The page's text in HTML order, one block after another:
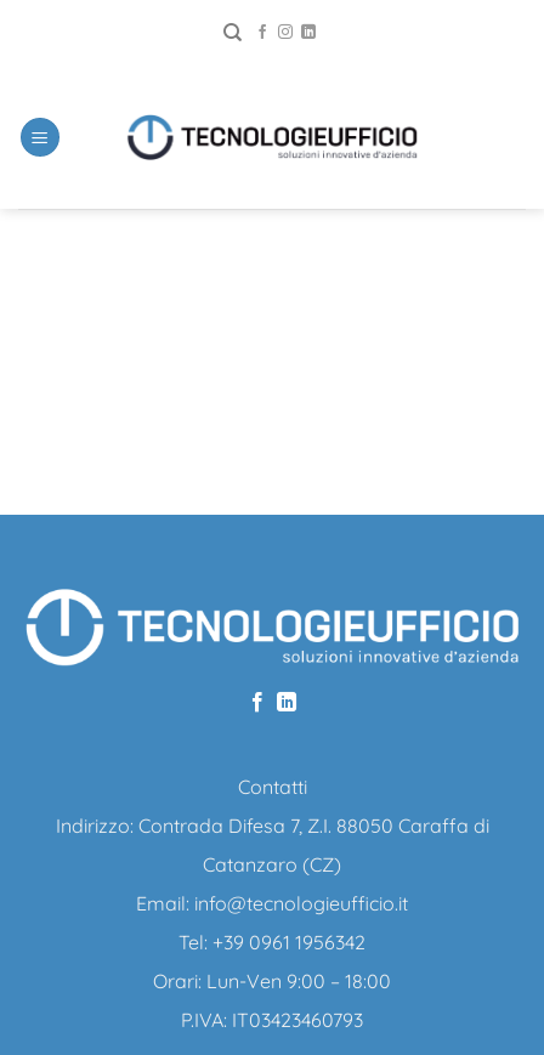
Contatti
Indirizzo: Contrada Difesa 7, Z.I. 88050 Caraffa di
Catanzaro (CZ)
Email: info@tecnologieufficio.it
Tel: +39 0961 1956342
Orari: Lun-Ven 9:00 – 18:00
P.IVA: IT03423460793